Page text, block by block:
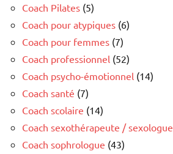
Coach Pilates (5)
Coach pour atypiques (6)
Coach pour femmes (7)
Coach professionnel (52)
Coach psycho-émotionnel (14)
Coach santé (7)
Coach scolaire (14)
Coach sexothérapeute / sexologue
Coach sophrologue (43)